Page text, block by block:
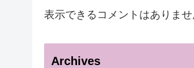
表示できるコメントはありませ
Archives